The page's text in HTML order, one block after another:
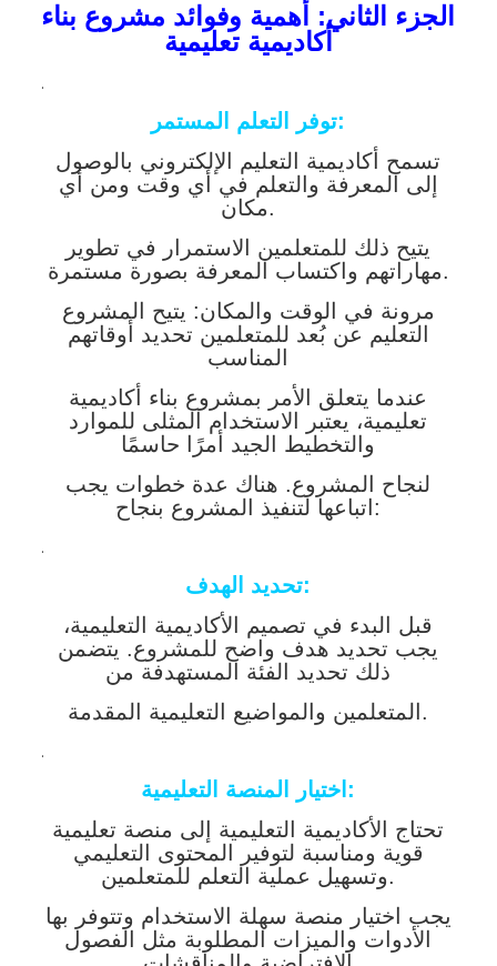
الجزء الثاني: أهمية وفوائد مشروع بناء
أكاديمية تعليمية
.
توفر التعلم المستمر:
تسمح أكاديمية التعليم الإلكتروني بالوصول
إلى المعرفة والتعلم في أي وقت ومن أي
مكان.
يتيح ذلك للمتعلمين الاستمرار في تطوير
مهاراتهم واكتساب المعرفة بصورة مستمرة.
مرونة في الوقت والمكان: يتيح المشروع
التعليم عن بُعد للمتعلمين تحديد أوقاتهم
المناسب
عندما يتعلق الأمر بمشروع بناء أكاديمية
تعليمية، يعتبر الاستخدام المثلى للموارد
والتخطيط الجيد أمرًا حاسمًا
لنجاح المشروع. هناك عدة خطوات يجب
اتباعها لتنفيذ المشروع بنجاح:
.
تحديد الهدف:
قبل البدء في تصميم الأكاديمية التعليمية،
يجب تحديد هدف واضح للمشروع. يتضمن
ذلك تحديد الفئة المستهدفة من
المتعلمين والمواضيع التعليمية المقدمة.
.
اختيار المنصة التعليمية:
تحتاج الأكاديمية التعليمية إلى منصة تعليمية
قوية ومناسبة لتوفير المحتوى التعليمي
وتسهيل عملية التعلم للمتعلمين.
يجب اختيار منصة سهلة الاستخدام وتتوفر بها
الأدوات والميزات المطلوبة مثل الفصول